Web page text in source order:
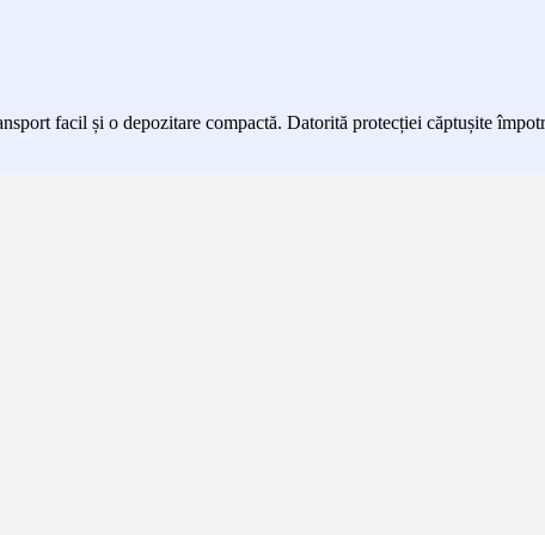
facil și o depozitare compactă. Datorită protecției căptușite